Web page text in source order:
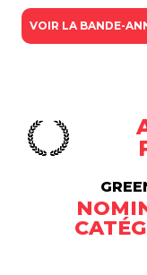
VOIR LA BANDE-